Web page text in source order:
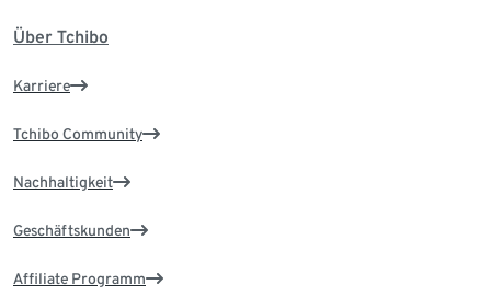
Über Tchibo
Karriere
Tchibo Community
Nachhaltigkeit
Geschäftskunden
Affiliate Programm